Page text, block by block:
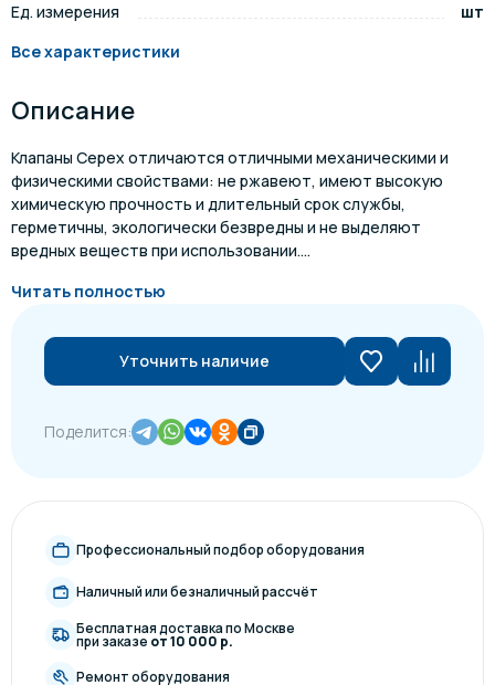
Ед. измерения
шт
Все характеристики
Описание
Клапаны Cepex отличаются отличными механическими и
физическими свойствами: не ржавеют, имеют высокую
химическую прочность и длительный срок службы,
герметичны, экологически безвредны и не выделяют
вредных веществ при использовании....
Читать полностью
Уточнить наличие
Поделится:
Профессиональный подбор оборудования
Наличный или безналичный рассчёт
Бесплатная доставка по Москве
при заказе от 10 000 р.
Ремонт оборудования